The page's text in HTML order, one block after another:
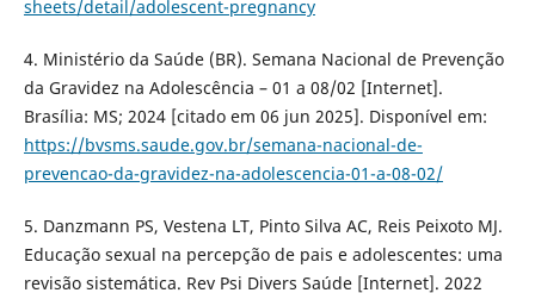
sheets/detail/adolescent-pregnancy
4. Ministério da Saúde (BR). Semana Nacional de Prevenção
da Gravidez na Adolescência – 01 a 08/02 [Internet].
Brasília: MS; 2024 [citado em 06 jun 2025]. Disponível em:
https://bvsms.saude.gov.br/semana-nacional-de-
prevencao-da-gravidez-na-adolescencia-01-a-08-02/
5. Danzmann PS, Vestena LT, Pinto Silva AC, Reis Peixoto MJ.
Educação sexual na percepção de pais e adolescentes: uma
revisão sistemática. Rev Psi Divers Saúde [Internet]. 2022